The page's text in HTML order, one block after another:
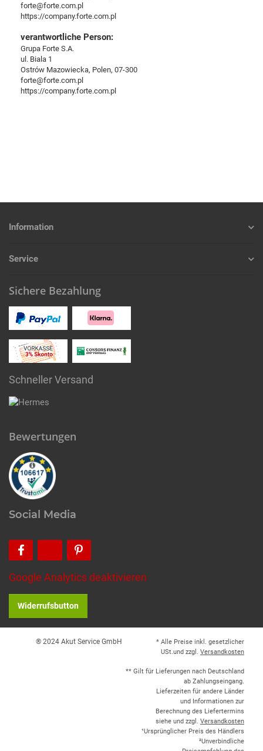
forte@forte.com.pl
https://company.forte.com.pl
verantwortliche Person:
Grupa Forte S.A.
ul. Biala 1
Ostrów Mazowiecka, Polen, 07-300
forte@forte.com.pl
https://company.forte.com.pl
Information
Service
Sichere Bezahlung
Schneller Versand
Bewertungen
Social Media
Google Analytics deaktivieren
Widerrufsbutton
® 2024 Akut Service GmbH
* Alle Preise inkl. gesetzlicher
USt.und zzgl. Versandkosten
** Gilt für Lieferungen nach Deutschland
ab Zahlungseingang.
Lieferzeiten für andere Länder
und Informationen zur
Berechnung des Liefertermins
siehe und zzgl. Versandkosten
¹Ursprünglicher Preis des Händlers
²Unverbindliche